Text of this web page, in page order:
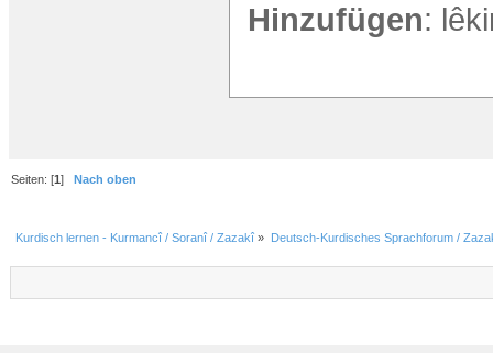
Hinzufügen:
Seiten: [1]Nach oben
Kurdisch lernen - Kurmancî / Soranî / Zazakî » Deutsch-Kurdisches Sprachforum /